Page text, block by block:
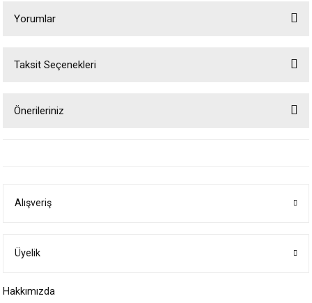
Yorumlar
Taksit Seçenekleri
Önerileriniz
Ürün bilgilerinde hatalar bulunuyor.
Bu ürüne benzer farklı alternatifler olmalı.
Alışveriş
Üyelik
Hakkımızda